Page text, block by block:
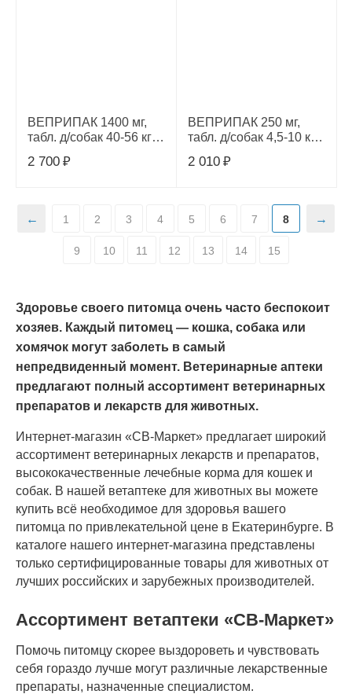
Здоровье своего питомца очень часто беспокоит
хозяев. Каждый питомец — кошка, собака или
хомячок могут заболеть в самый
непредвиденный момент. Ветеринарные аптеки
предлагают полный ассортимент ветеринарных
препаратов и лекарств для животных.
Интернет-магазин «СВ-Маркет» предлагает широкий
ассортимент ветеринарных лекарств и препаратов,
высококачественные лечебные корма для кошек и
собак. В нашей ветаптеке для животных вы можете
купить всё необходимое для здоровья вашего
питомца по привлекательной цене в Екатеринбурге. В
каталоге нашего интернет-магазина представлены
только сертифицированные товары для животных от
лучших российских и зарубежных производителей.
Ассортимент ветаптеки «СВ-Маркет»
Помочь питомцу скорее выздороветь и чувствовать
себя гораздо лучше могут различные лекарственные
препараты, назначенные специалистом.
ВЕПРИПАК 1400 мг,
табл. д/собак 40-56 кг,(1
2 700 ₽
ВЕПРИПАК 250 мг,
табл. д/собак 4,5-10 кг,
2 010 ₽
1 2 3 4 5 6 7 8
9 10 11 12 13 14 15